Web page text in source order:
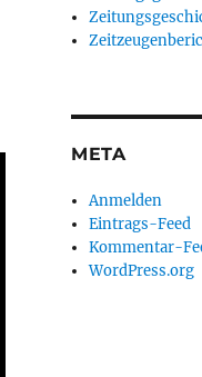
META
Anmelden
Eintrags-Feed
Kommentar-
WordPress.org